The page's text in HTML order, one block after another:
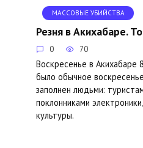
МАССОВЫЕ УБИЙСТВА
Резня в Акихабаре.
0 70
Воскресенье в Акихабаре
было обычное
заполнен людьми:
поклонниками
культуры.